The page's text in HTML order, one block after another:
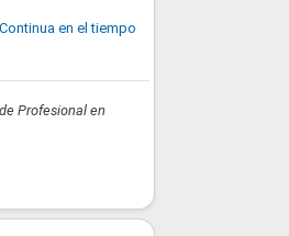
Continua en el tiempo
Profesional en